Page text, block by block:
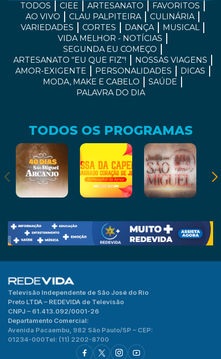
TODOS
CIEE ARTESANATO
FAVORITOS
AO VIVO
CLAU PALPITEIRA
CULINÁRIA
VARIEDADES
CORTES DANÇA
MUSICAL
VIDA MELHOR - NOTÍCIAS
SEGUNDA EU COMEÇO
ARTESANATO "EU QUE FIZ"!
NOSSAS VIAGENS
AMOR-EXIGENTE
PERSONALIDADES
DICAS
MODA, MAKE E CABELO
SAÚDE
PALAVRA DO DIA
TODOS OS PROGRAMAS
Televisão Independente de São José do Rio
Preto LTDA – REDEVIDA de Televisão
CNPJ – 61.413.092/0001-26
Departamento Comercial:
Avenida Pacaembu, 982 São Paulo/SP – CEP:
01234-000Tel: (11) 2202-8700